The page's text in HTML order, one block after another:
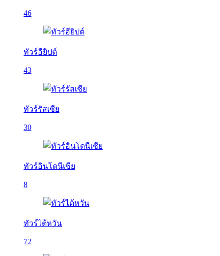
46
ทัวร์อียิปต์
43
ทัวร์รัสเซีย
30
ทัวร์อินโดนีเซีย
8
ทัวร์ไต้หวัน
72